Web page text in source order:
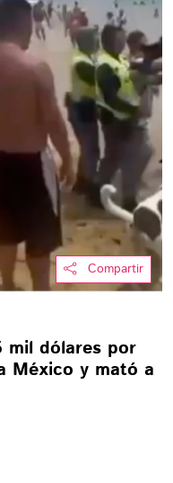
Compartir
mil dólares por
México y mató a